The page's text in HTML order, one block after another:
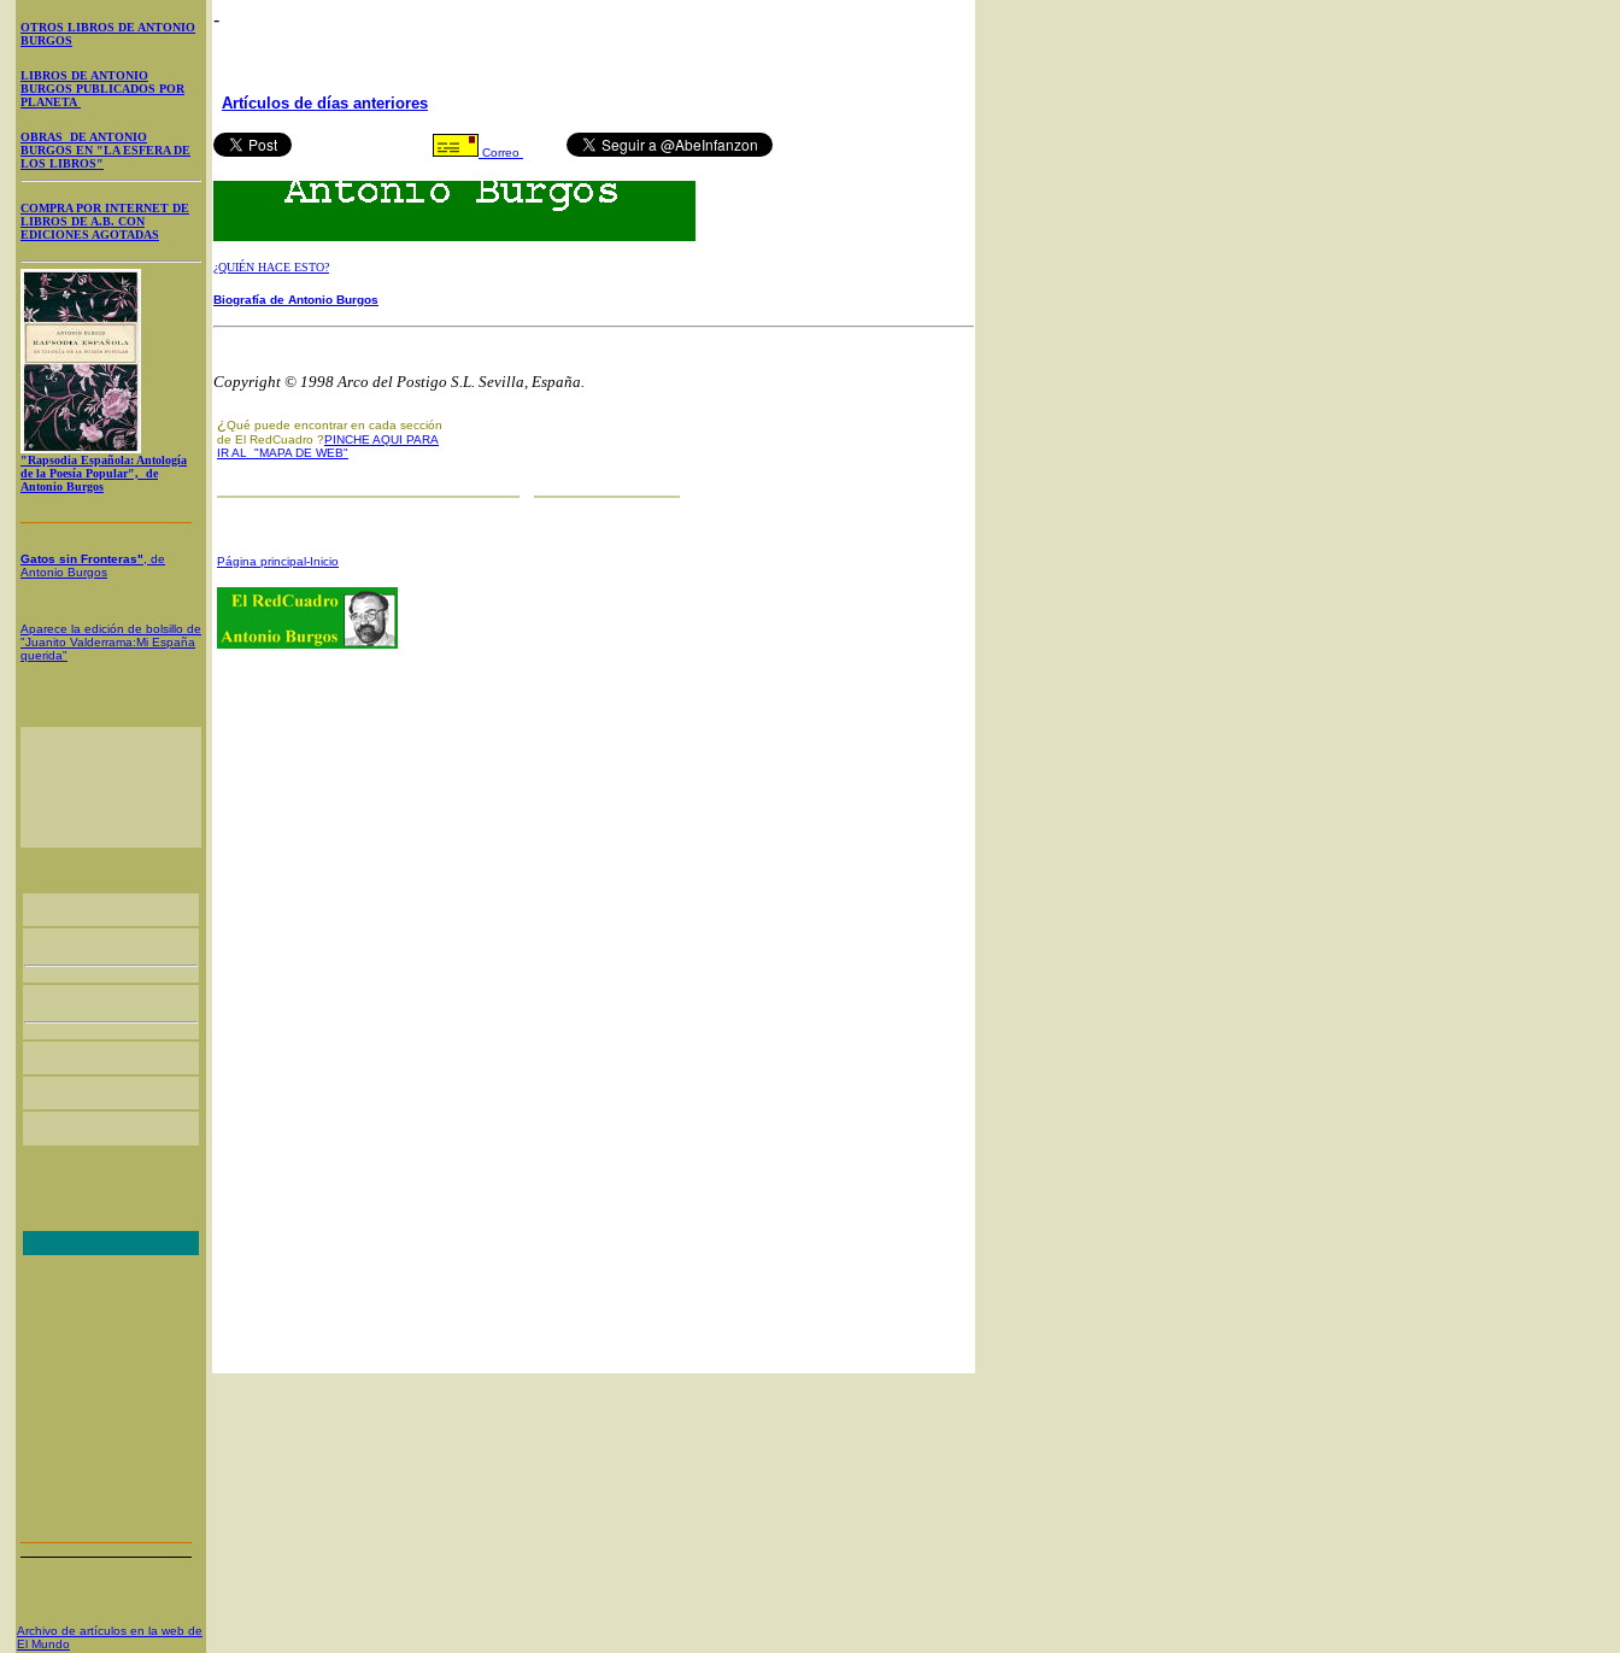
OTROS LIBROS DE ANTONIO
BURGOS
LIBROS DE ANTONIO
BURGOS PUBLICADOS POR
PLANETA
OBRAS DE ANTONIO
BURGOS EN "LA ESFERA DE
LOS LIBROS"
COMPRA POR INTERNET DE
LIBROS DE A.B. CON
EDICIONES AGOTADAS
"Rapsodia Española: Antología
de la Poesía Popular", de
Antonio Burgos
Gatos sin Fronteras" , de
Antonio Burgos
Aparece la edición de bolsillo de
"Juanito Valderrama:Mi España
querida"
Archivo de artículos en la web de
El Mundo
-
Artículos de días anteriores
Correo
¿QUIÉN HACE ESTO?
Biografía de Antonio Burgos
Copyright © 1998 Arco del Postigo S.L. Sevilla, España.
¿ Qué puede encontrar en cada sección
de El RedCuadro ?PINCHE AQUI PARA
IR AL "MAPA DE WEB"
Página principal-Inicio